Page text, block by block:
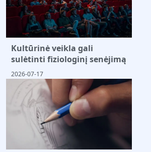
Kultūrinė veikla gali
sulėtinti fiziologinį senėjimą
2026-07-17